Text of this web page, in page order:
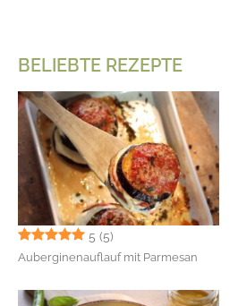
BELIEBTE REZEPTE
5 (5)
Auberginenauflauf mit Parmesan